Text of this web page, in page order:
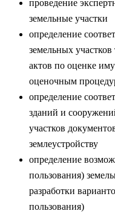
проведение
земельные участки
определение
земельных
актов по оценке
оценочным
определение
зданий и
участков
землеустройству
определение
пользования)
разработки
пользования)